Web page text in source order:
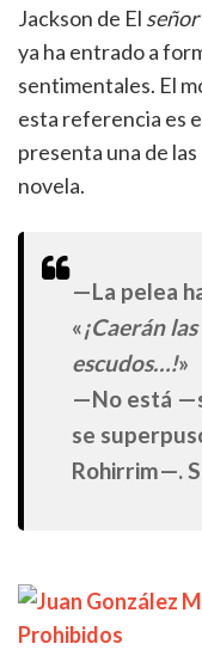
Jackson de El
ya ha entrado a
sentimentales. El
esta referencia es
presenta una de
novela.
—La pelea
«¡Caerán
escudos…!»
—No está
se
Rohirrim—.